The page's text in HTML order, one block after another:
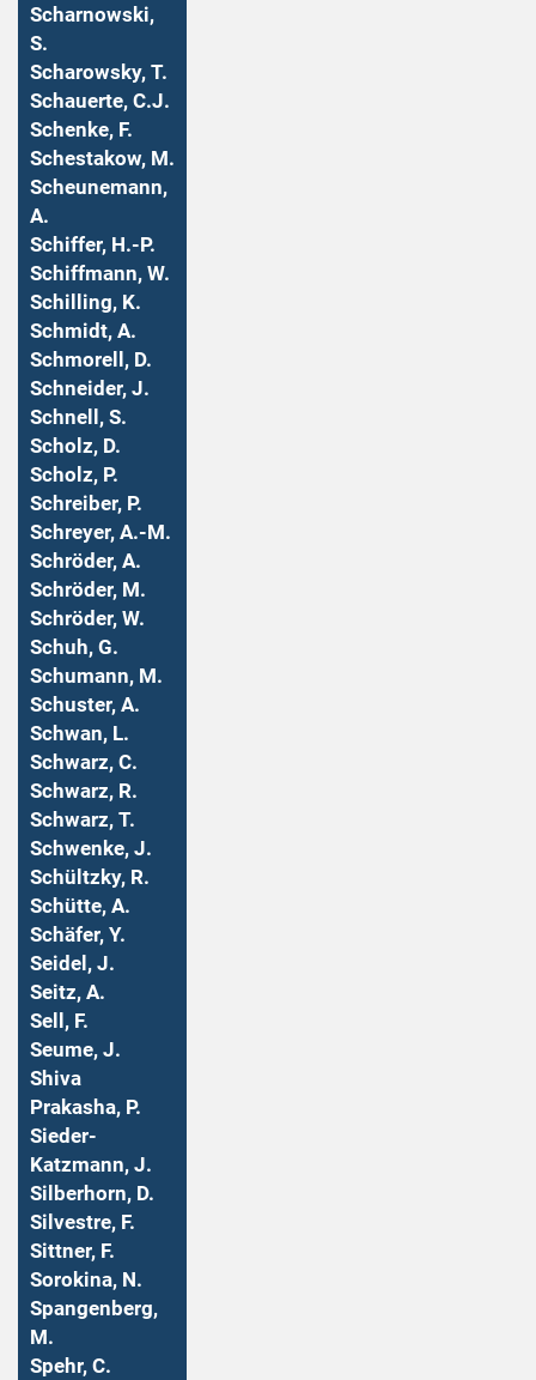
Scharnowski,
S.
Scharowsky, T.
Schauerte, C.J.
Schenke, F.
Schestakow, M.
Scheunemann,
A.
Schiffer, H.-P.
Schiffmann, W.
Schilling, K.
Schmidt, A.
Schmorell, D.
Schneider, J.
Schnell, S.
Scholz, D.
Scholz, P.
Schreiber, P.
Schreyer, A.-M.
Schröder, A.
Schröder, M.
Schröder, W.
Schuh, G.
Schumann, M.
Schuster, A.
Schwan, L.
Schwarz, C.
Schwarz, R.
Schwarz, T.
Schwenke, J.
Schültzky, R.
Schütte, A.
Schäfer, Y.
Seidel, J.
Seitz, A.
Sell, F.
Seume, J.
Shiva
Prakasha, P.
Sieder-
Katzmann, J.
Silberhorn, D.
Silvestre, F.
Sittner, F.
Sorokina, N.
Spangenberg,
M.
Spehr, C.